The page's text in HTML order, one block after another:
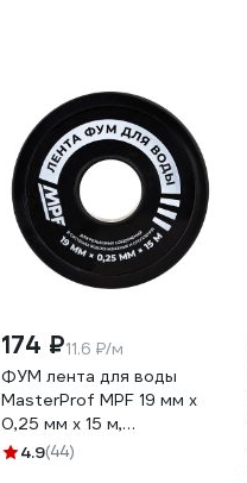
174 ₽11.6 ₽/м
ФУМ лента для воды
MasterProf MPF 19 мм x
0,25 мм x 15 м,
профессиональная
4.9(44)